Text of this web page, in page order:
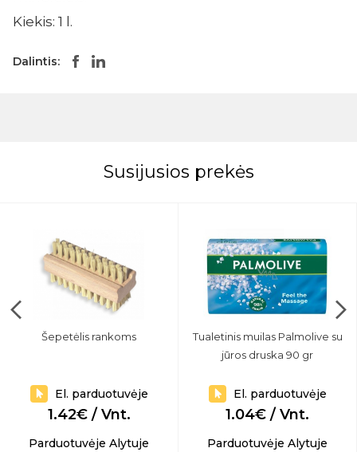
Kiekis: 1 l.
Dalintis:
Susijusios prekės
Šepetėlis rankoms
El. parduotuvėje
1.42€ / Vnt.
Parduotuvėje Alytuje
Tualetinis muilas Palmolive su
jūros druska 90 gr
El. parduotuvėje
1.04€ / Vnt.
Parduotuvėje Alytuje